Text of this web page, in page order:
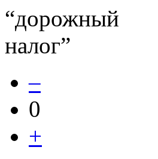
–
0
+